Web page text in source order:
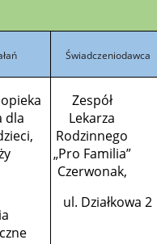
Świadczeniodawca
dla
Zespół
Lekarza
Rodzinnego
„Pro Familia”
Czerwonak,
ul. Działkowa 2